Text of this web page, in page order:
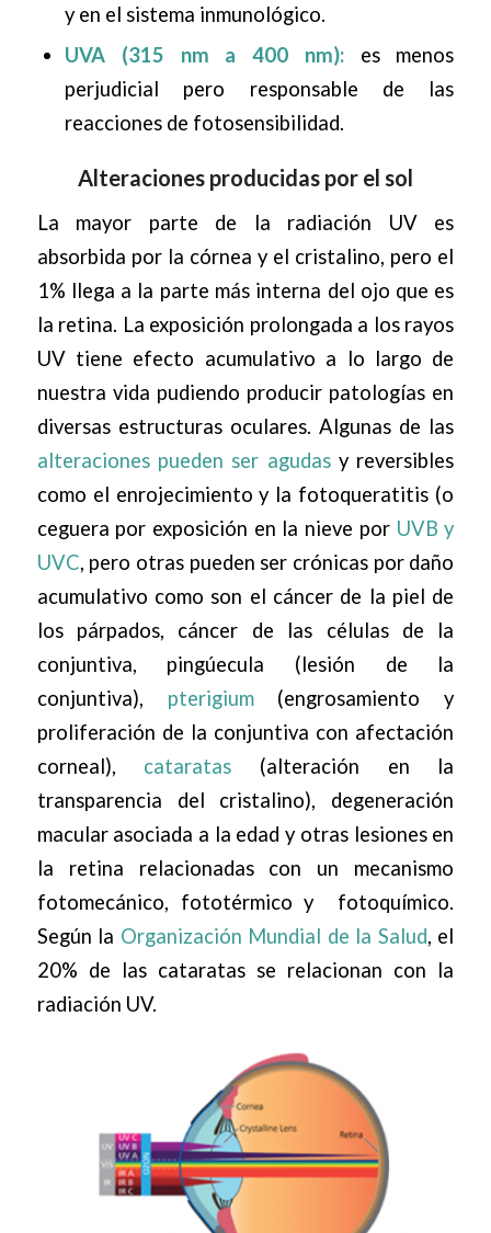
y en el sistema inmunológico.
UVA (315 nm a 400 nm):es menos
perjudicial pero responsable de las
reacciones de fotosensibilidad.
Alteraciones producidas por el sol
La mayor parte de la radiación UV es
absorbida por la córnea y el cristalino, pero el
1% llega a la parte más interna del ojo que es
la retina. La exposición prolongada a los rayos
UV tiene efecto acumulativo a lo largo de
nuestra vida pudiendo producir patologías en
diversas estructuras oculares. Algunas de las
alteraciones pueden ser agudasy reversibles
como el enrojecimiento y la fotoqueratitis (o
ceguera por exposición en la nieve por UVB y
UVC, pero otras pueden ser crónicas por daño
acumulativo como son el cáncer de la piel de
los párpados, cáncer de las células de la
conjuntiva, pingúecula (lesión de la
conjuntiva), pterigium(engrosamiento y
proliferación de la conjuntiva con afectación
corneal), cataratas (alteración en la
transparencia del cristalino), degeneración
macular asociada a la edad y otras lesiones en
la retina relacionadas con un mecanismo
fotomecánico, fototérmico y fotoquímico.
Según la Organización Mundial de la Salud, el
20% de las cataratas se relacionan con la
radiación UV.